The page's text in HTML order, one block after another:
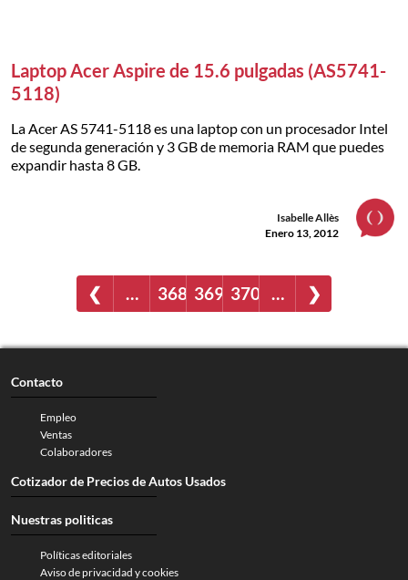
Laptop Acer Aspire de 15.6 pulgadas (AS5741-
5118)
La Acer AS 5741-5118 es una laptop con un procesador Intel
de segunda generación y 3 GB de memoria RAM que puedes
expandir hasta 8 GB.
Isabelle Allès
Enero 13, 2012
❮ … 368 369 370 … ❯
Contacto
Empleo
Ventas
Colaboradores
Cotizador de Precios de Autos Usados
Nuestras politicas
Políticas editoriales
Aviso de privacidad y cookies